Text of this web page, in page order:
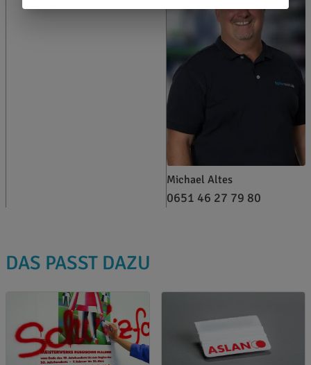
Michael Altes
0651 46 27 79 80
DAS PASST DAZU